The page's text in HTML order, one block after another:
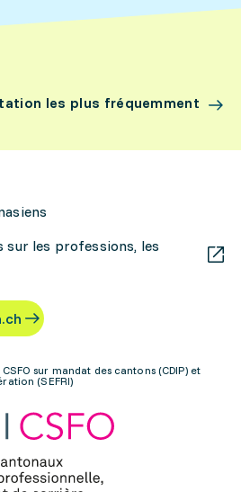
les plus fréquemment
sur les professions, les
sur mandat des cantons (CDIP) et
(SEFRI)